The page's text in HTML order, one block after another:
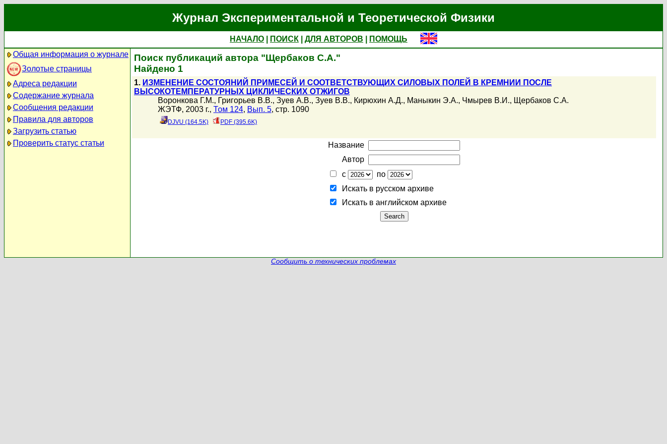
Журнал Экспериментальной и Теоретической Физики
НАЧАЛО ПОИСК ДЛЯ АВТОРОВ
ПОМОЩЬ
Общая информация о журнале
Золотые страницы
Адреса редакции
Содержание журнала
Сообщения редакции
Правила для авторов
Загрузить статью
Проверить статус статьи
Поиск публикаций автора "Щербаков С.А."
Найдено 1
1. ИЗМЕНЕНИЕ СОСТОЯНИЙ ПРИМЕСЕЙ И СООТВЕТСТВУЮЩИХ СИЛОВЫХ ПОЛЕЙ В КРЕМНИИ ПОСЛЕ
ВЫСОКОТЕМПЕРАТУРНЫХ ЦИКЛИЧЕСКИХ ОТЖИГОВ
Воронкова Г.М., Григорьев В.В., Зуев А.В., Зуев В.В., Кирюхин А.Д., Маныкин Э.А., Чмырев В.И., Щербаков С.А.
ЖЭТФ, 2003 г., Том 124, Вып. 5, стр. 1090
DJVU (164.5K) PDF (395.6K)
Название
Автор
с
по
Искать в русском архиве
Искать в английском архиве
Сообщить о технических проблемах